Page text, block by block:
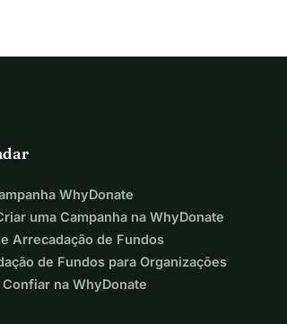
WhyDonate
uma Campanha na WhyDonate
Arrecadação de Fundos
de Fundos para Organizações
Confiar na WhyDonate